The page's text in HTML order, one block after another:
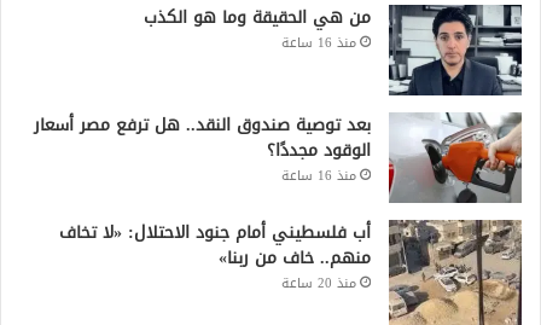
من هي الحقيقة وما هو الكذب
منذ 16 ساعة
بعد توصية صندوق النقد.. هل ترفع مصر أسعار
الوقود مجددًا؟
منذ 16 ساعة
أب فلسطيني أمام جنود الاحتلال: «لا تخاف
منهم.. خاف من ربنا»
منذ 20 ساعة